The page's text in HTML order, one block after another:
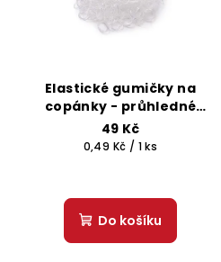
Elastické gumičky na
copánky - průhledné
100 ks
49 Kč
Měrná
0,49 Kč / 1 ks
Do košíku